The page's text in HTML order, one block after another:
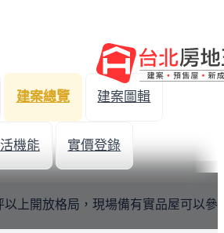
建案總覽 建案圖輯
機能 實價登錄
以上開放格局，現場備有實品屋可以參